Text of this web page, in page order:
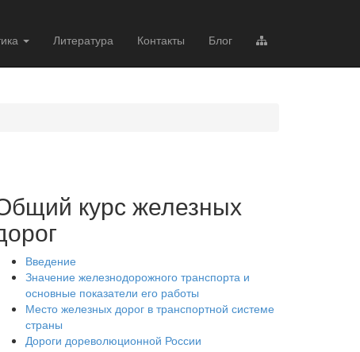
Литература Контакты Блог
курс железных
Введение
Значение железнодорожного транспорта и
основные показатели его работы
Место железных дорог в транспортной системе
страны
Дороги дореволюционной России